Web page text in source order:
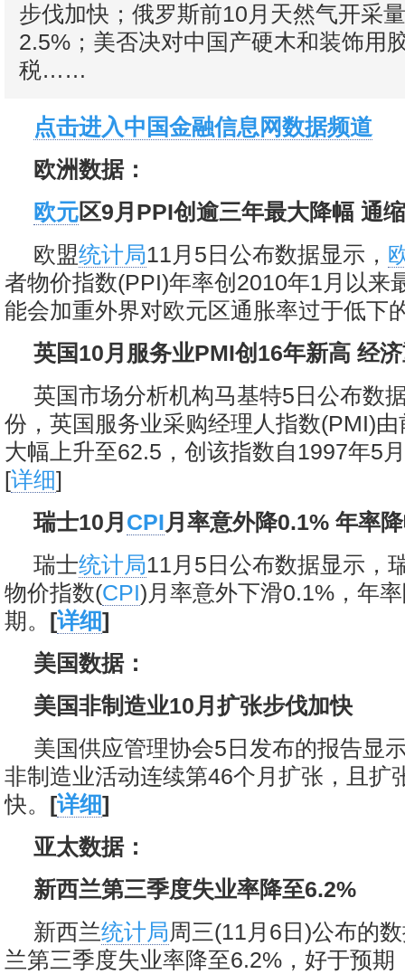
步伐加快；俄罗斯前10月天然气开采
2.5%；美否决对中国产硬木和装饰用
税……
点击进入中国金融信息网数据频道
欧洲数据：
欧元区9月PPI创逾三年最大降幅 通
欧盟统计局11月5日公布数据显示，
者物价指数(PPI)年率创2010年1月以来
能会加重外界对欧元区通胀率过于低下
英国10月服务业PMI创16年新高 经
英国市场分析机构马基特5日公布数
份，英国服务业采购经理人指数(PMI)
大幅上升至62.5，创该指数自1997年5
[详细]
瑞士10月 CPI月率意外降0.1% 年率
瑞士统计局11月5日公布数据显示，
物价指数(CPI)月率意外下滑0.1%，年
期。 [详细]
美国数据：
美国非制造业10月扩张步伐加快
美国供应管理协会5日发布的报告显
非制造业活动连续第46个月扩张，且扩
快。 [详细]
亚太数据：
新西兰第三季度失业率降至6.2%
新西兰统计局周三(11月6日)公布的
兰第三季度失业率降至6.2%，好于预期